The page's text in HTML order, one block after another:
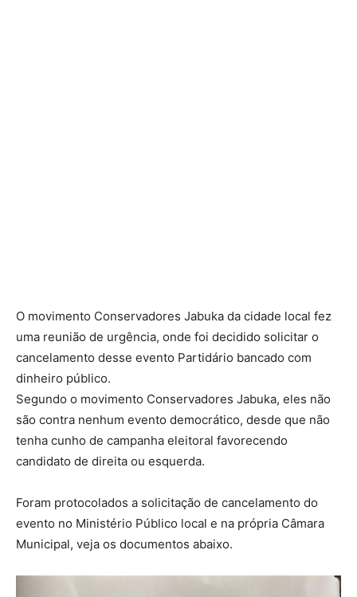
O movimento Conservadores Jabuka da cidade local fez
uma reunião de urgência, onde foi decidido solicitar o
cancelamento desse evento Partidário bancado com
dinheiro público.
Segundo o movimento Conservadores Jabuka, eles não
são contra nenhum evento democrático, desde que não
tenha cunho de campanha eleitoral favorecendo
candidato de direita ou esquerda.
Foram protocolados a solicitação de cancelamento do
evento no Ministério Público local e na própria Câmara
Municipal, veja os documentos abaixo.